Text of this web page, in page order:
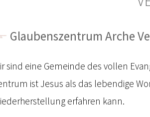
Glaubenszentrum Arche
sind eine Gemeinde des vollen
ist Jesus als das lebendige
erfahren kann.